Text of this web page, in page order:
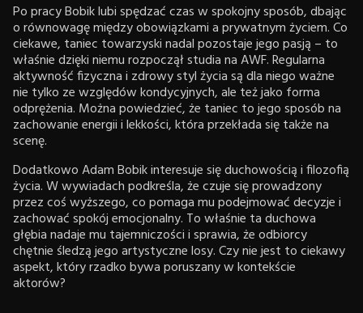
Po pracy Bobik lubi spędzać czas w spokojny sposób, dbając
o równowagę między obowiązkami a prywatnym życiem. Co
ciekawe, taniec towarzyski nadal pozostaje jego pasją – to
właśnie dzięki niemu rozpoczął studia na AWF. Regularna
aktywność fizyczna i zdrowy styl życia są dla niego ważne
nie tylko ze względów kondycyjnych, ale też jako forma
odprężenia. Można powiedzieć, że taniec to jego sposób na
zachowanie energii i lekkości, która przekłada się także na
scenę.
Dodatkowo Adam Bobik interesuje się duchowością i filozofią
życia. W wywiadach podkreśla, że czuje się prowadzony
przez coś wyższego, co pomaga mu podejmować decyzje i
zachować spokój emocjonalny. To właśnie ta duchowa
głębia nadaje mu tajemniczości i sprawia, że odbiorcy
chętnie śledzą jego artystyczne losy. Czy nie jest to ciekawy
aspekt, który rzadko bywa poruszany w kontekście
aktorów?